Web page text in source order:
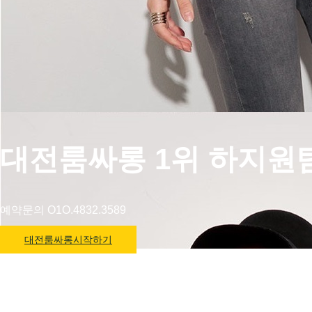
대전룸싸롱 1위 하지원
예약문의 O1O.4832.3589
대전룸싸롱시작하기